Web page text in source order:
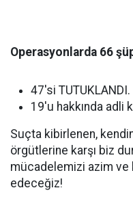
Operasyonlarda 66
47'si TUTUKLANDI.
19'u hakkında adli
Suçta kibirlenen,
örgütlerine karşı biz
mücadelemizi azim ve
edeceğiz!